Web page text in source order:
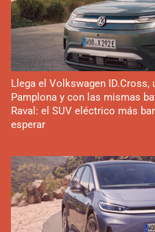
Llega el Volkswagen
Pamplona y con las mismas
Raval: el SUV eléctrico más
esperar